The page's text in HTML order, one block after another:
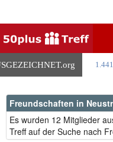
.org
Freundschaften in
Es wurden 12 Mitglieder
Treff auf der Suche nach